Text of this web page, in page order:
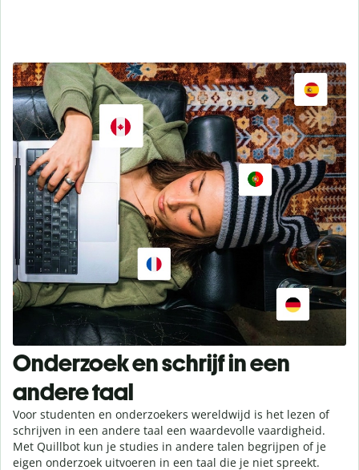
Onderzoek en schrijf in een
andere taal
Voor studenten en onderzoekers wereldwijd is het lezen of
schrijven in een andere taal een waardevolle vaardigheid.
Met Quillbot kun je studies in andere talen begrijpen of je
eigen onderzoek uitvoeren in een taal die je niet spreekt.